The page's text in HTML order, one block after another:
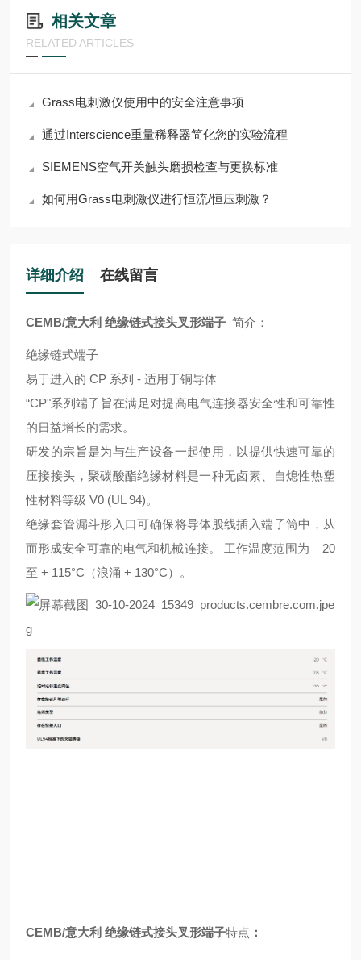
相关文章
RELATED ARTICLES
Grass电刺激仪使用中的安全注意事项
通过Interscience重量稀释器简化您的实验流程
SIEMENS空气开关触头磨损检查与更换标准
如何用Grass电刺激仪进行恒流/恒压刺激？
详细介绍 在线留言
CEMB/意大利 绝缘链式接头叉形端子 简介：
绝缘链式端子
易于进入的 CP 系列 - 适用于铜导体
“CP"系列端子旨在满足对提高电气连接器安全性和可靠性
的日益增长的需求。
研发的宗旨是为与生产设备一起使用，以提供快速可靠的
压接接头，聚碳酸酯绝缘材料是一种无卤素、自熄性热塑
性材料等级 V0 (UL 94)。
绝缘套管漏斗形入口可确保将导体股线插入端子筒中，从
而形成安全可靠的电气和机械连接。 工作温度范围为 – 20
至 + 115°C（浪涌 + 130°C）。
CEMB/意大利 绝缘链式接头叉形端子特点 ：